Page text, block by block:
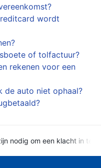
wordt
of tolfactuur?
rekenen voor een
de auto niet ophaal?
nodig om een klacht in te